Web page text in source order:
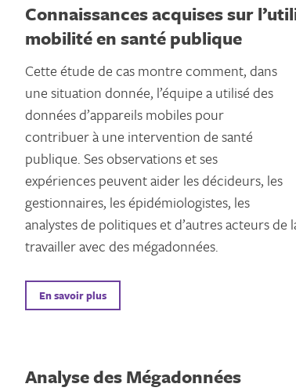
Connaissances acquises sur
mobilité en santé publique
Cette étude de cas montre comment, dans
une situation donnée, l’équipe a utilisé des
données d’appareils mobiles pour
contribuer à une intervention de santé
publique. Ses observations et ses
expériences peuvent aider les décideurs, les
gestionnaires, les épidémiologistes, les
analystes de politiques et d’autres acteurs de
travailler avec des mégadonnées.
En savoir plus
Analyse des Mégadonnées